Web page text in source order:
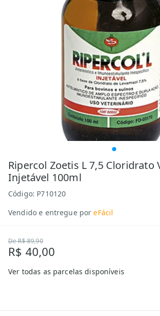
Ripercol Zoetis L 7,5 Cloridrato
Injetável 100ml
Código: P710120
Vendido e entregue por eFácil
DeR$ 89,90
R$ 40,00
Ver todas as parcelas disponíveis